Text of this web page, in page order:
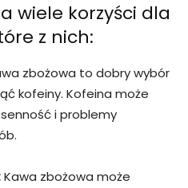
wiele korzyści dla
z nich:
zbożowa to dobry wybór
kofeiny. Kofeina może
i problemy
Kawa zbożowa może